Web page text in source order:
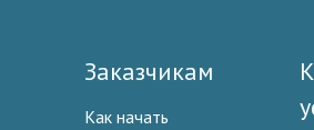
Заказчикам
Как начать